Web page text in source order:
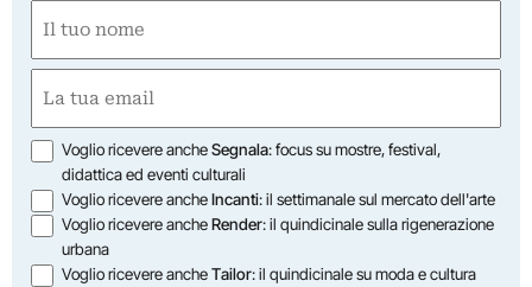
(Obbligatorio)
Nome
(Obbligatorio)
Opzioni
Voglio ricevere ancheSegnala: focus su mostre, festival,
didattica ed eventi culturali
Voglio ricevere ancheIncanti: il settimanale sul mercato dell'arte
Voglio ricevere ancheRender: il quindicinale sulla rigenerazione
urbana
Voglio ricevere ancheTailor: il quindicinale su moda e cultura